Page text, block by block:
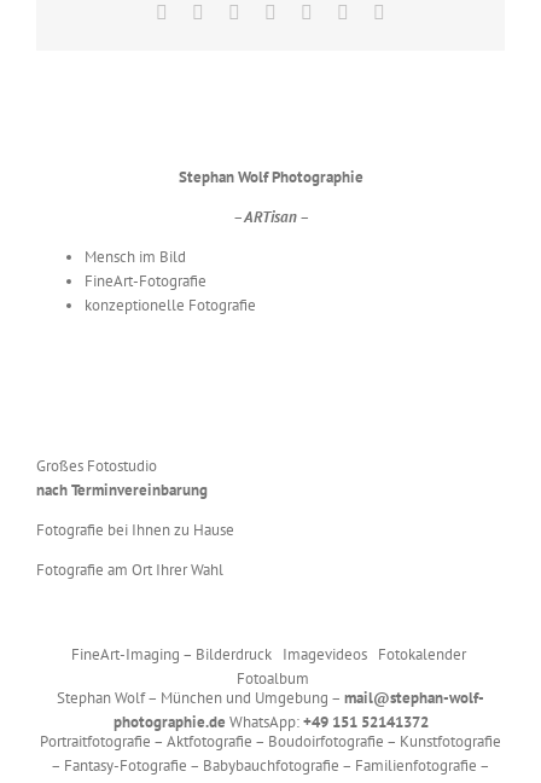
Facebook LinkedInWhatsAppPinterest
Xing
Stephan Wolf Photographie
– ARTisan –
Mensch im Bild
FineArt-Fotografie
konzeptionelle Fotografie
Großes Fotostudio
nach Terminvereinbarung
Fotografie bei Ihnen zu Hause
Fotografie am Ort Ihrer Wahl
FineArt-Imaging – Bilderdruck Imagevideos Fotokalender
Fotoalbum
Stephan Wolf – München und Umgebung – mail@stephan-wolf-
photographie.de WhatsApp:+49 151 52141372
Portraitfotografie – Aktfotografie – Boudoirfotografie – Kunstfotografie
– Fantasy-Fotografie – Babybauchfotografie – Familienfotografie –